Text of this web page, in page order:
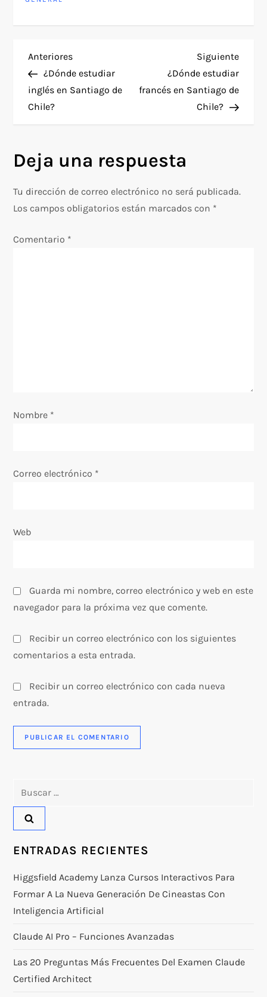
N
a
v
g
a
n
r
d
s
Entrada
anterior
Anteriores
¿Dónde estudiar
inglés en Santiago de
Chile?
Siguiente
¿Dónde estudiar
francés en Santiago de
Chile?
Deja una respuesta
Tu dirección de correo electrónico no será publicada.
Los campos obligatorios están marcados con *
Comentario *
Nombre *
Correo electrónico *
Web
Guarda mi nombre, correo electrónico y web en este
navegador para la próxima vez que comente.
Recibir un correo electrónico con los siguientes
comentarios a esta entrada.
Recibir un correo electrónico con cada nueva
entrada.
ENTRADAS RECIENTES
Higgsfield Academy Lanza Cursos Interactivos Para
Formar A La Nueva Generación De Cineastas Con
Inteligencia Artificial
Claude AI Pro – Funciones Avanzadas
Las 20 Preguntas Más Frecuentes Del Examen Claude
Certified Architect